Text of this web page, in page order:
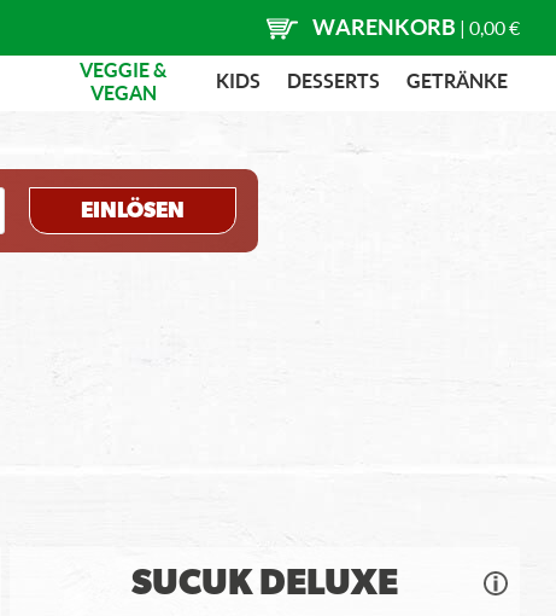
WARENKORB | 0,00 €
VEGGIE &
VEGAN
KIDS DESSERTS GETRÄNKE
EINLÖSEN
SUCUK DELUXE